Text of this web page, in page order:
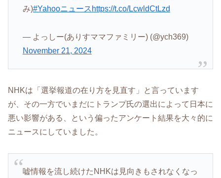
み)#Yahooニュース https://t.co/LcwldCtLzd
— よっしー(ありすママファミリー) (@ych369)
November 21, 2024
NHKは「選挙報道の在り方を見直す」と言っています
が、その一方でいまだにトランプ氏の選出によって日本に
悪い影響がある、という偏ったアンケート結果を大々的に
ニュースにしていました。
嘘情報を流し続けたNHKは見向きもされなくなっ